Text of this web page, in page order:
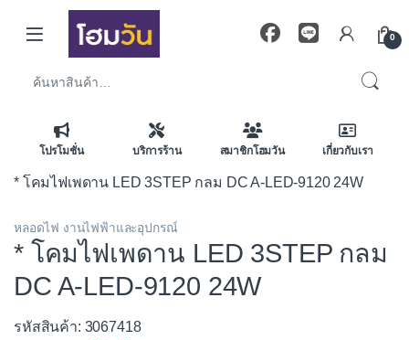
Skip to navigation
Skip to content
0
โปรโมชั่น บริการร้าน สมาชิกโฮมวัน เกี่ยวกับเรา
* โคมไฟเพดาน LED 3STEP กลม DC A-LED-9120 24W
หลอดไฟ งานไฟฟ้าและอุปกรณ์
* โคมไฟเพดาน LED 3STEP กลม
DC A-LED-9120 24W
รหัสสินค้า: 3067418